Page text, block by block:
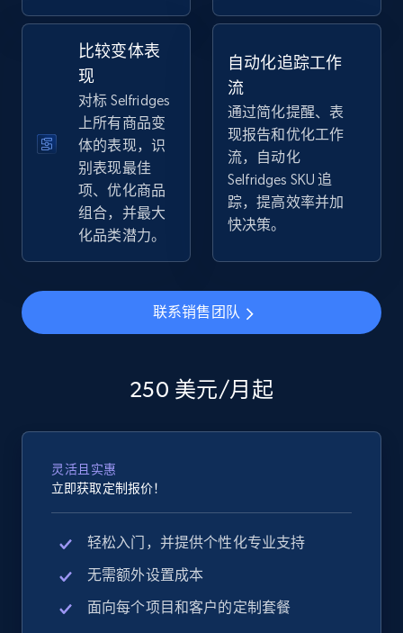
eBay - Gather data on products using
specified keywords
URL, Product id, Title, Seller name, Seller rating,
Seller reviews, Breadcrumbs, Root category, and
more.
2.5K+ 359+ 立即开始
Seller reviews, Breadcrumbs, Root category, and
more.
359+ 立即开始
eBay - Collect records by category
more.
比较变体表
现
对标 Selfridges
上所有商品变
体的表现，识
别表现最佳
项、优化商品
组合，并最大
化品类潜力。
自动化追踪工作
流
通过简化提醒、表
现报告和优化工作
流，自动化
Selfridges SKU 追
踪，提高效率并加
快决策。
联系销售团队
250 美元/月起
灵活且实惠
立即获取定制报价！
轻松入门，并提供个性化专业支持
无需额外设置成本
面向每个项目和客户的定制套餐